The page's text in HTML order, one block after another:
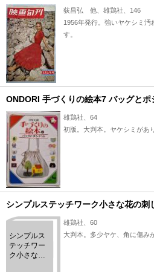
荻昌弘 他、雄鶏社、146
1956年発行。強いヤケシミ汚
す。
ONDORI 手づくりの絵本7 バッグとポ
雄鶏社、64
初版。大判本。ヤケシミがあ
シンプルステッチワーク小さな花の刺
シンプルス
テッチワー
ク小さな花
雄鶏社、60
大判本。多少ヤケ、角に傷み